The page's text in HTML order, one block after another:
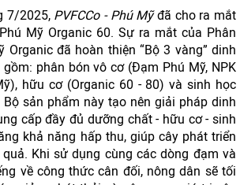
7/2025,PVFCCo - Phú Mỹđã cho ra mắt
Mỹ Organic 60. Sự ra mắt của Phân
Organic đã hoàn thiện “Bộ 3 vàng” dinh
phân bón vô cơ (Đạm Phú Mỹ, NPK
hữu cơ (Organic 60 - 80) và sinh học
Bộ sản phẩm này tạo nên giải pháp dinh
cấp đầy đủ dưỡng chất - hữu cơ - sinh
khả năng hấp thu, giúp cây phát triển
Khi sử dụng cùng các dòng đạm và
về công thức cân đối, nông dân sẽ tối